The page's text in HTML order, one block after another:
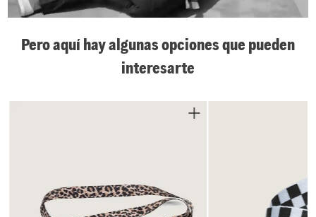
Pero aquí hay algunas opciones que pueden
interesarte